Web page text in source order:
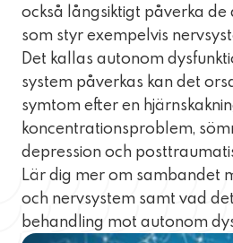
också långsiktigt påverka
som styr exempelvis
Det kallas autonom
system påverkas kan det
symtom efter en
koncentrationsproblem,
depression och
Lär dig mer om sambandet
och nervsystem samt vad
behandling mot autonom